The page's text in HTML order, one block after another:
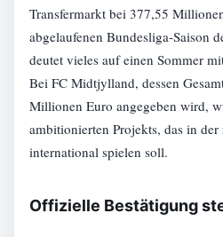
Transfermarkt bei 377,55
abgelaufenen Bundesliga-Saison
deutet vieles auf einen Sommer
Bei FC Midtjylland, dessen
Millionen Euro angegeben wird,
ambitionierten Projekts, das in der
international spielen soll.
Offizielle Bestätigung